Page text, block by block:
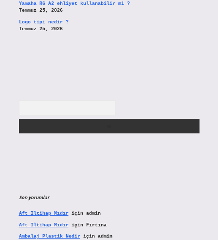
Yamaha R6 A2 ehliyet kullanabilir mi ?
Temmuz 25, 2026
Logo tipi nedir ?
Temmuz 25, 2026
Son yorumlar
Aft Iltihap Mıdıriçin admin
Aft Iltihap Mıdıriçin Fırtına
Ambalaj Plastik Nediriçin admin